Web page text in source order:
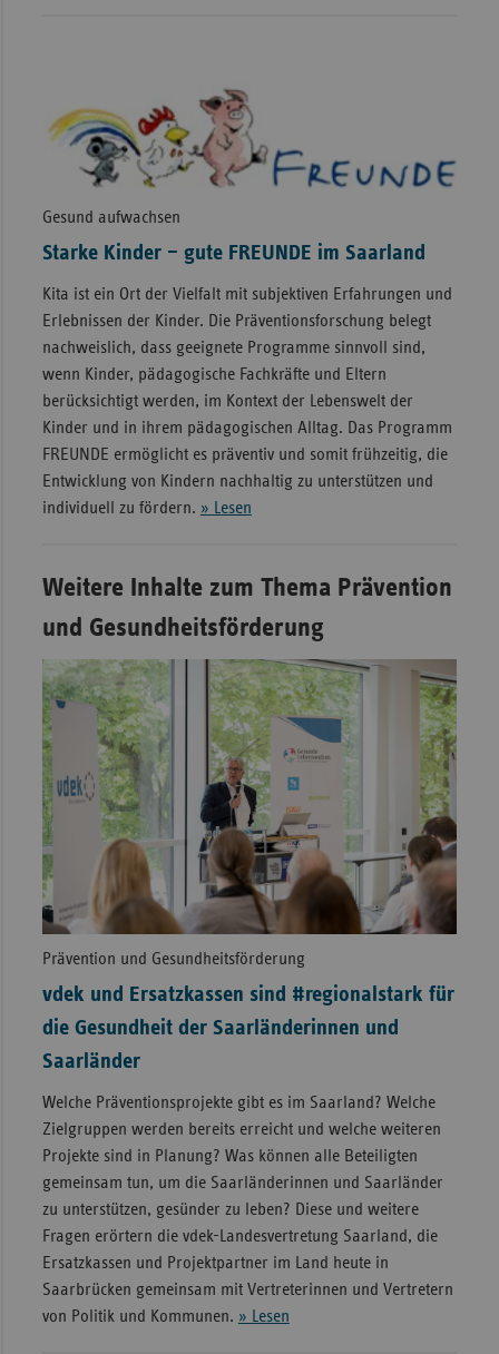
Gesund aufwachsen
Starke Kinder – gute FREUNDE im Saarland
Kita ist ein Ort der Vielfalt mit subjektiven Erfahrungen und
Erlebnissen der Kinder. Die Präventionsforschung belegt
nachweislich, dass geeignete Programme sinnvoll sind,
wenn Kinder, pädagogische Fachkräfte und Eltern
berücksichtigt werden, im Kontext der Lebenswelt der
Kinder und in ihrem pädagogischen Alltag. Das Programm
FREUNDE ermöglicht es präventiv und somit frühzeitig, die
Entwicklung von Kindern nachhaltig zu unterstützen und
individuell zu fördern. » Lesen
Weitere Inhalte zum Thema Prävention
und Gesundheitsförderung
Prävention und Gesundheitsförderung
vdek und Ersatzkassen sind #regionalstark für
die Gesundheit der Saarländerinnen und
Saarländer
Welche Präventionsprojekte gibt es im Saarland? Welche
Zielgruppen werden bereits erreicht und welche weiteren
Projekte sind in Planung? Was können alle Beteiligten
gemeinsam tun, um die Saarländerinnen und Saarländer
zu unterstützen, gesünder zu leben? Diese und weitere
Fragen erörtern die vdek-Landesvertretung Saarland, die
Ersatzkassen und Projektpartner im Land heute in
Saarbrücken gemeinsam mit Vertreterinnen und Vertretern
von Politik und Kommunen. » Lesen